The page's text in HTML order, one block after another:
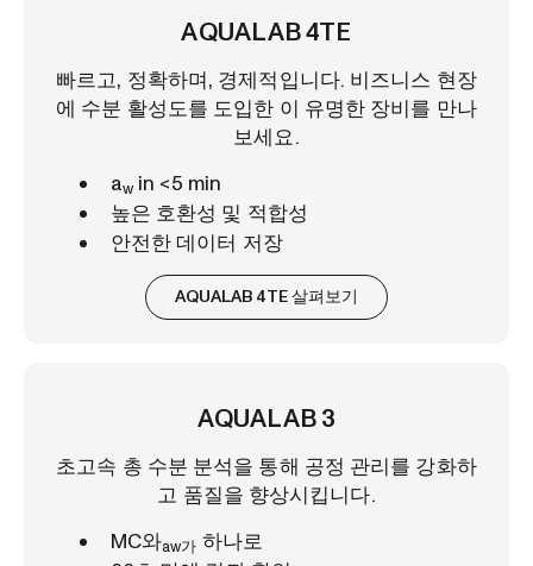
AQUALAB 4TE
빠르고, 정확하며, 경제적입니다. 비즈니스 현장
에 수분 활성도를 도입한 이 유명한 장비를 만나
보세요.
aw in <5 min
높은 호환성 및 적합성
안전한 데이터 저장
AQUALAB 4TE 살펴보기
AQUALAB 3
초고속 총 수분 분석을 통해 공정 관리를 강화하
고 품질을 향상시킵니다.
MC와aw가 하나로